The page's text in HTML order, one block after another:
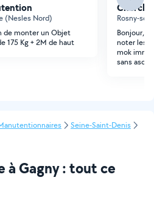
(Nesles Nord)
de monter un Objet
175 Kg + 2M de haut
Rosny-
Bonjour,
noter les
mok
sans
Seine-Saint-Denis
à Gagny : tout ce